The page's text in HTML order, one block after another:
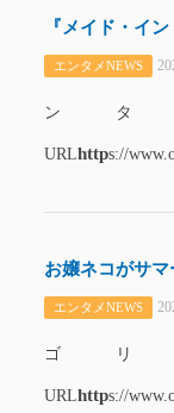
『メイド・イ
エンタメNEWS
ン
URLhttps://
お嬢ネコがサ
エンタメNEWS
ゴ
URLhttps://